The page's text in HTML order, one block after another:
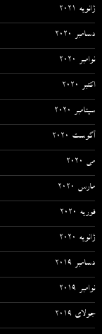
ژانویه 2021
دسامبر 2020
نوامبر 2020
اکتبر 2020
سپتامبر 2020
آگوست 2020
می 2020
مارس 2020
فوریه 2020
ژانویه 2020
دسامبر 2019
نوامبر 2019
جولای 2019